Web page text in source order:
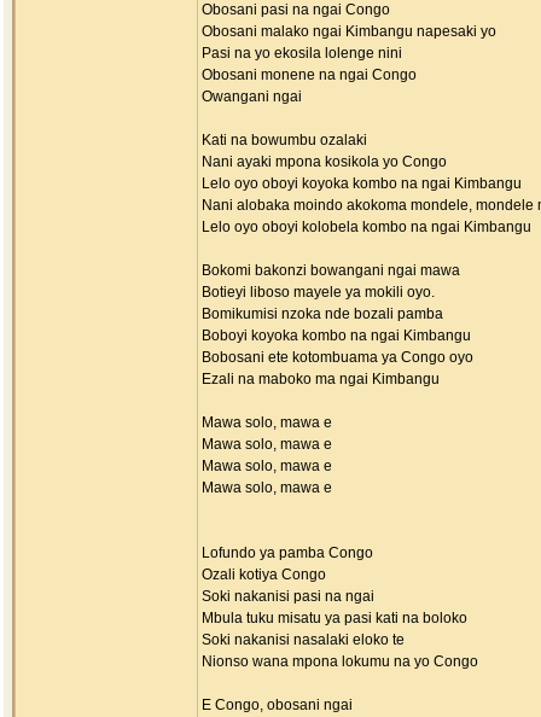
Obosani pasi na ngai Congo
Obosani malako ngai Kimbangu napesaki yo
Pasi na yo ekosila lolenge nini
Obosani monene na ngai Congo
Owangani ngai
Kati na bowumbu ozalaki
Nani ayaki mpona kosikola yo Congo
Lelo oyo oboyi koyoka kombo na ngai Kimbangu
Nani alobaka moindo akokoma mondele, mondele
Lelo oyo oboyi kolobela kombo na ngai Kimbangu
Bokomi bakonzi bowangani ngai mawa
Botieyi liboso mayele ya mokili oyo.
Bomikumisi nzoka nde bozali pamba
Boboyi koyoka kombo na ngai Kimbangu
Bobosani ete kotombuama ya Congo oyo
Ezali na maboko ma ngai Kimbangu
Mawa solo, mawa e
Mawa solo, mawa e
Mawa solo, mawa e
Mawa solo, mawa e
Lofundo ya pamba Congo
Ozali kotiya Congo
Soki nakanisi pasi na ngai
Mbula tuku misatu ya pasi kati na boloko
Soki nakanisi nasalaki eloko te
Nionso wana mpona lokumu na yo Congo
E Congo, obosani ngai